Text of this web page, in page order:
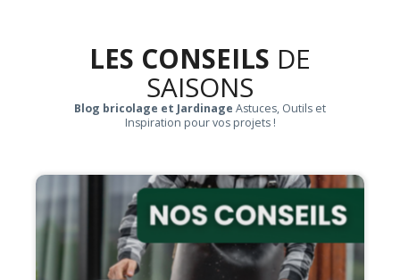
LES CONSEILS DE
SAISONS
Blog bricolage et Jardinage Astuces, Outils et
Inspiration pour vos projets !